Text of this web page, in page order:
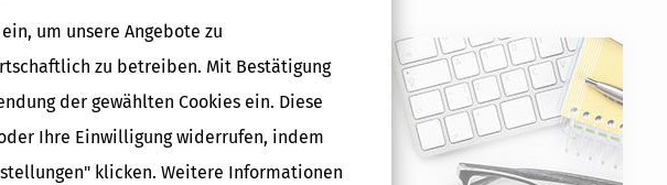
um unsere Angebote zu
zu betreiben. Mit Bestätigung
der gewählten Cookies ein. Diese
Ihre Einwilligung widerrufen, indem
klicken. Weitere Informationen
SteuerSparErklärung für Rentner
(Steuerjahr 2025)